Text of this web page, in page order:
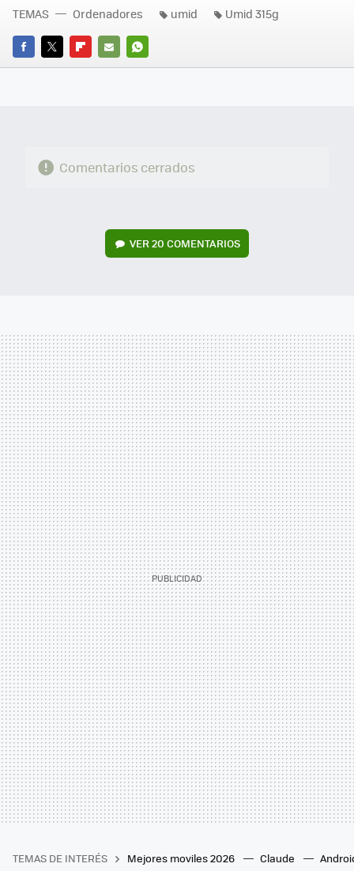
FACEBOOK
TWITTERFLIPBOARD
E-
WHATSAPP
TEMAS Ordenadores umid Umid 315g
Comentarios cerrados
VER20 COMENTARIOS
TEMAS DE INTERÉS Mejores moviles 2026 Claude